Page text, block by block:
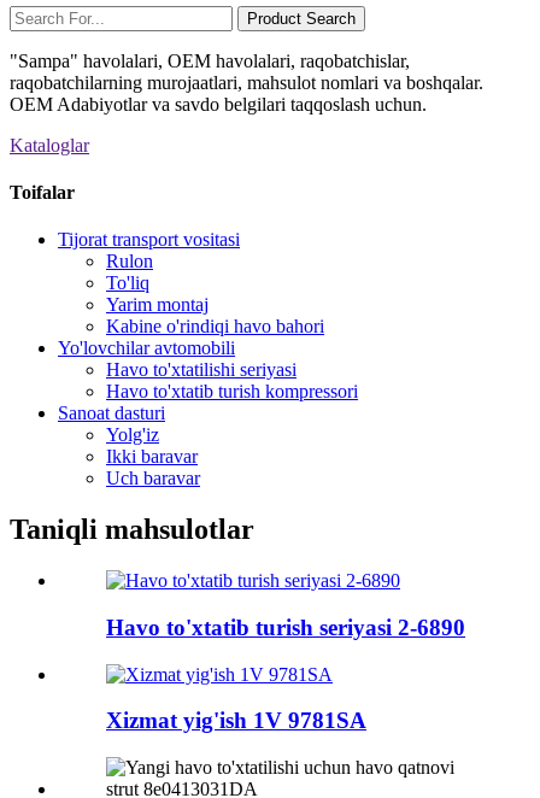
"Sampa" havolalari, OEM havolalari, raqobatchislar,
raqobatchilarning murojaatlari, mahsulot nomlari va boshqalar.
OEM Adabiyotlar va savdo belgilari taqqoslash uchun.
Kataloglar
Toifalar
Tijorat transport vositasi
Rulon
To'liq
Yarim montaj
Kabine o'rindiqi havo bahori
Yo'lovchilar avtomobili
Havo to'xtatilishi seriyasi
Havo to'xtatib turish kompressori
Sanoat dasturi
Yolg'iz
Ikki baravar
Uch baravar
Taniqli mahsulotlar
Havo to'xtatib turish seriyasi 2-6890
Xizmat yig'ish 1V 9781SA